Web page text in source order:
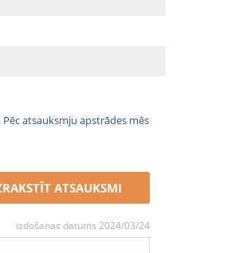
atsauksmju apstrādes mēs
ATSAUKSMI
izdošanas datums 2024/03/24